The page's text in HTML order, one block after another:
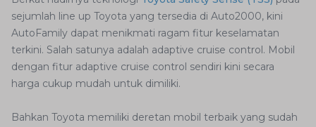
sejumlah line up Toyota yang tersedia di Auto2000, kini
AutoFamily dapat menikmati ragam fitur keselamatan
terkini. Salah satunya adalah adaptive cruise control. Mobil
dengan fitur adaptive cruise control sendiri kini secara
harga cukup mudah untuk dimiliki.
Bahkan Toyota memiliki deretan mobil terbaik yang sudah